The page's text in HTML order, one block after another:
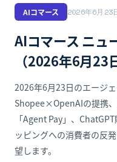
AIコマース 2026年6月23
AIコマース ニュ
（2026年6月23
2026年6月23日のエージ
Shopee×OpenAIの提携
「Agent Pay」、
ッピングへの消費者の反
望します。